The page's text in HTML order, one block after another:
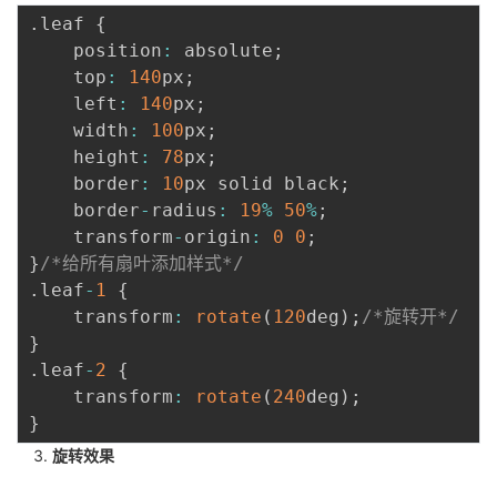
. leaf {
    position
: absolute ;
    top
: 140px ;
    left
: 140px ;
    width
: 100px ;
    height
: 78px ;
    border
: 10px solid black ;
    border
- radius : 19% 50%;
    transform
- origin : 0 0 ;
}/*给所有扇叶添加样式*/
. leaf- 1
{
    transform
: rotate ( 120deg ) ; /*旋转开*/
}
. leaf- 2
{
    transform
: rotate ( 240deg ) ;
}
旋转效果